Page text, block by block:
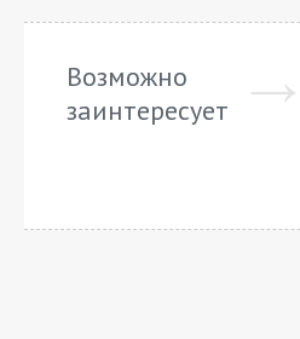
Возможно
заинтересует